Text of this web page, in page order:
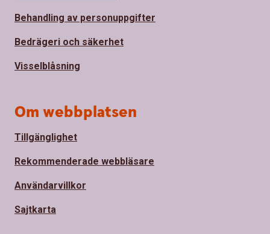
Behandling av personuppgifter
Bedrägeri och säkerhet
Visselblåsning
Om webbplatsen
Tillgänglighet
Rekommenderade webbläsare
Användarvillkor
Sajtkarta